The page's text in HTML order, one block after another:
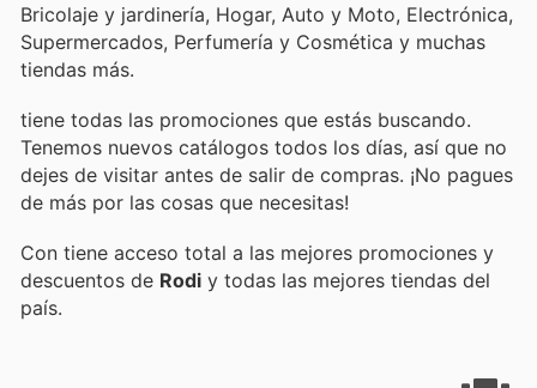
Bricolaje y jardinería, Hogar, Auto y Moto, Electrónica,
Supermercados, Perfumería y Cosmética y muchas
tiendas más.
tiene todas las promociones que estás buscando.
Tenemos nuevos catálogos todos los días, así que no
dejes de visitar antes de salir de compras. ¡No pagues
de más por las cosas que necesitas!
Con tiene acceso total a las mejores promociones y
descuentos de Rodi y todas las mejores tiendas del
país.